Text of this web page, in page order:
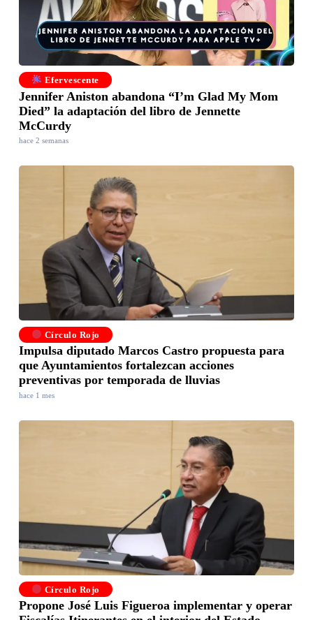
Efervescente
Jennifer Aniston abandona “I’m Glad My Mom
Died” la adaptación del libro de Jennette
McCurdy
hace 2 semanas
Círculo Rojo
Impulsa diputado Marcos Castro propuesta para
que Ayuntamientos fortalezcan acciones
preventivas por temporada de lluvias
hace 1 mes
Círculo Rojo
Propone José Luis Figueroa implementar y operar